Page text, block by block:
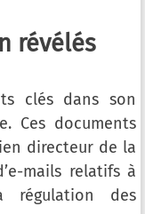
révélés
clés dans son
Ces documents
directeur de la
mails relatifs à
des